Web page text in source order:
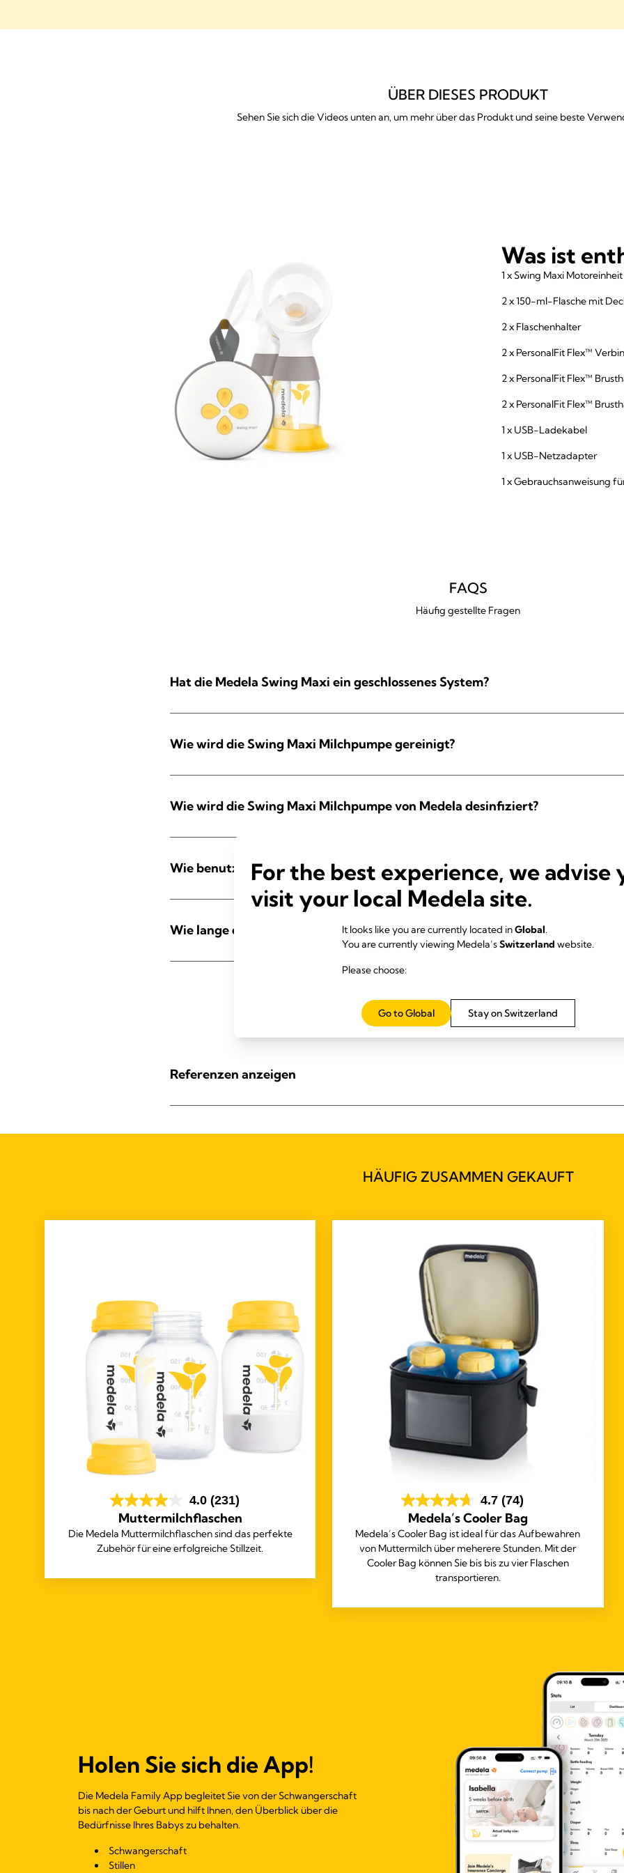
ÜBER DIESES PRODUKT
Sehen Sie sich die Videos unten an, um mehr über das Produkt und seine beste
Was ist
1 x Swing Maxi Motoreinheit
2 x 150-ml-Flasche mit
2 x Flaschenhalter
2 x PersonalFit Flex™
2 x PersonalFit Flex™
2 x PersonalFit Flex™
1 x USB-Ladekabel
1 x USB-Netzadapter
1 x Gebrauchsanweisung
FAQS
Häufig gestellte Fragen
Hat die Medela Swing Maxi ein geschlossenes System?
Wie wird die Swing Maxi Milchpumpe gereinigt?
Wie wird die Swing Maxi Milchpumpe von Medela desinfiziert?
Wie benutze ich die Medela Swing Maxi?
Wie lange dauert das Abpumpen mit der Medela Swing Maxi Milchpumpe?
Referenzen anzeigen
HÄUFIG ZUSAMMEN GEKAUFT
4.0 (231)
Muttermilchflaschen
Die Medela Muttermilchflaschen sind das perfekte
Zubehör für eine erfolgreiche Stillzeit.
4.7 (74)
Medela’s Cooler Bag
Medela’s Cooler Bag ist ideal für das Aufbewahren
von Muttermilch über meherere Stunden. Mit der
Cooler Bag können Sie bis bis zu vier Flaschen
transportieren.
Holen Sie sich die App!
Die Medela Family App begleitet Sie von der Schwangerschaft
bis nach der Geburt und hilft Ihnen, den Überblick über die
Bedürfnisse Ihres Babys zu behalten.
Schwangerschaft
Stillen
For the best experience, we advise
visit your local Medela site.
It looks like you are currently located inGlobal.
You are currently viewing Medela’sSwitzerland website.
Please choose:
Stay on Switzerland
Go to Global